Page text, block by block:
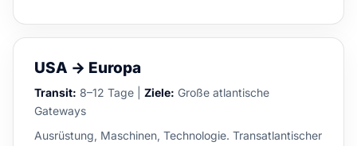
USA → Europa
Transit: 8–12 Tage | Ziele: Große atlantische
Gateways
Ausrüstung, Maschinen, Technologie. Transatlantischer